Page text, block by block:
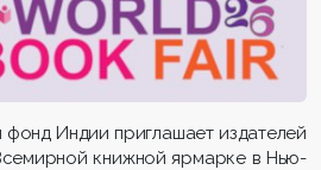
Индии приглашает издателей
книжной ярмарке в Нью-